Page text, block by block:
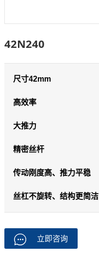
42N240
尺寸42mm
高效率
大推力
精密丝杆
传动刚度高、推力平稳
丝杠不旋转、结构更简洁
立即咨询